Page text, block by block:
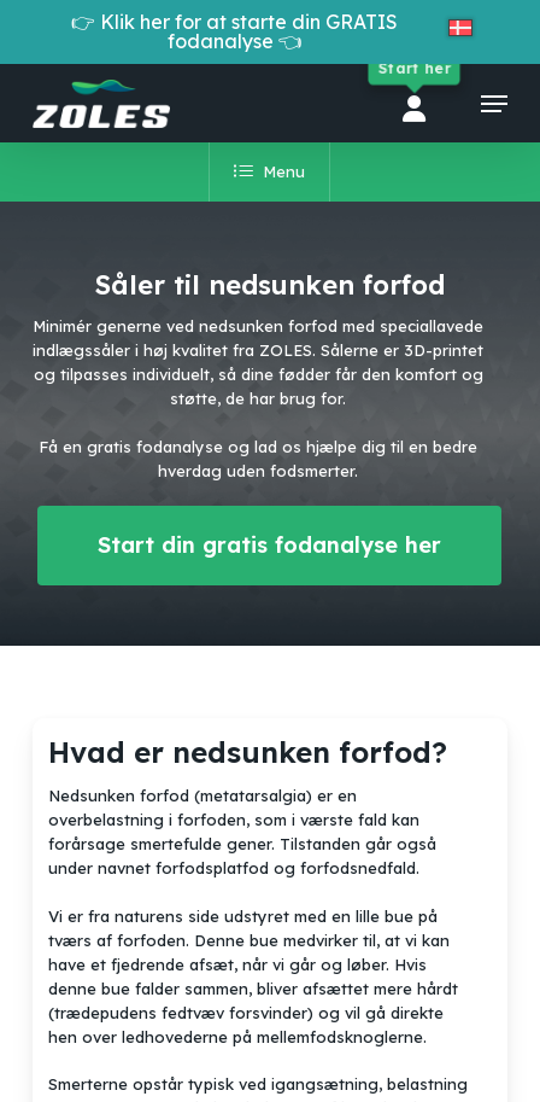
👉 Klik her for at starte din GRATIS
fodanalyse 👈
Start her
Menu
Cart
Menu
Såler til nedsunken forfod
Minimér generne ved nedsunken forfod med speciallavede
indlægssåler i høj kvalitet fra ZOLES. Sålerne er 3D-printet
og tilpasses individuelt, så dine fødder får den komfort og
støtte, de har brug for.
Få en gratis fodanalyse og lad os hjælpe dig til en bedre
hverdag uden fodsmerter.
Start din gratis fodanalyse her
Hvad er nedsunken forfod?
Nedsunken forfod (metatarsalgia) er en
overbelastning i forfoden, som i værste fald kan
forårsage smertefulde gener. Tilstanden går også
under navnet forfodsplatfod og forfodsnedfald.
Vi er fra naturens side udstyret med en lille bue på
tværs af forfoden. Denne bue medvirker til, at vi kan
have et fjedrende afsæt, når vi går og løber. Hvis
denne bue falder sammen, bliver afsættet mere hårdt
(trædepudens fedtvæv forsvinder) og vil gå direkte
hen over ledhovederne på mellemfodsknoglerne.
Smerterne opstår typisk ved igangsætning, belastning
Menu